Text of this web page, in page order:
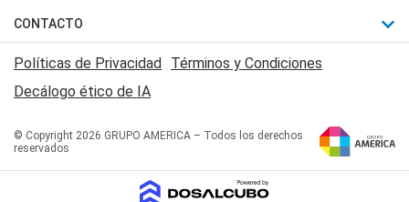
Judiciales
Economia
Trucos caseros
Series y Películas
Edictos y Solicitadas
Mundial
Automovilismo
Rugby
Básquet
Canal 7 en Vivo
San Juan 8
CONTACTO
Acerca de Nosotros
Contactanos
Políticas de Privacidad Términos y Condiciones
Decálogo ético de IA
© Copyright 2026 GRUPO AMERICA – Todos los derechos
reservados